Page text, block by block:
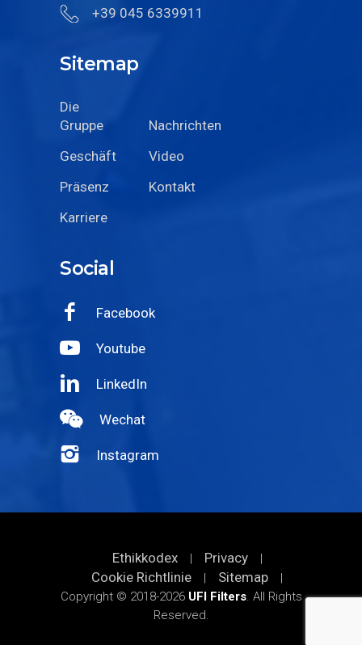
+39 045 6339911
Sitemap
Die
Gruppe
Nachrichten
Geschäft
Video
Präsenz
Kontakt
Karriere
Social
Facebook
Youtube
LinkedIn
Wechat
Instagram
Ethikkodex | Privacy |
Cookie Richtlinie | Sitemap
|
Copyright © 2018-2026 UFI Filters. All Rights
Reserved.